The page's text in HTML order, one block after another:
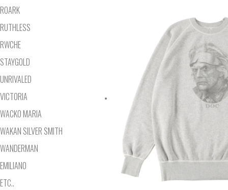
ROARK
RUTHLESS
RWCHE
STAYGOLD
UNRIVALED
VICTORIA
WACKO MARIA
WAKAN SILVER SMITH
WANDERMAN
EMILIANO
ETC..